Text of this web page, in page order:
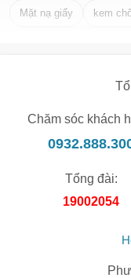
Mặt nạ giấy kem
Chăm sóc khách
Tổng đài:
19002054